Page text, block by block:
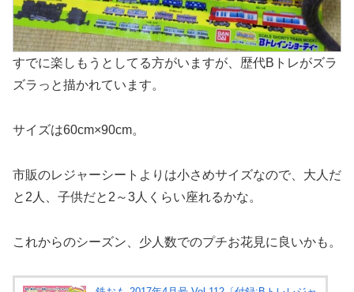
すでに楽しもうとしてる方がいますが、歴代Bトレがズラ
ズラっと描かれています。
サイズは60cm×90cm。
市販のレジャーシートよりは小さめサイズなので、大人だ
と2人、子供だと2～3人くらい座れるかな。
これからのシーズン、少人数でのプチお花見に良いかも。